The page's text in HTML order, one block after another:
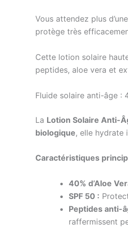
Vous attendez plus
protège très
Cette lotion solaire
peptides, aloe vera et
Fluide solaire anti-âge :
La Lotion Solaire Anti-
biologique, elle hydrate
Caractéristiques
40% d’Aloe
SPF 50 :
Peptides anti-
raffermissent